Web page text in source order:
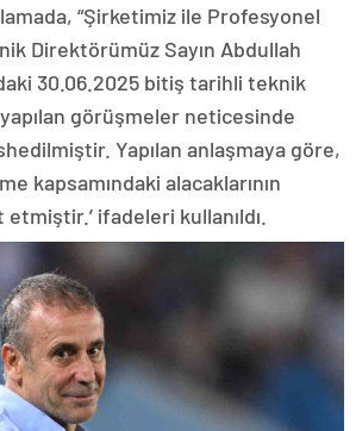
“Şirketimiz ile Profesyonel
Direktörümüz Sayın Abdullah
30.06.2025 bitiş tarihli teknik
görüşmeler neticesinde
Yapılan anlaşmaya göre,
kapsamındaki alacaklarının
ifadeleri kullanıldı.